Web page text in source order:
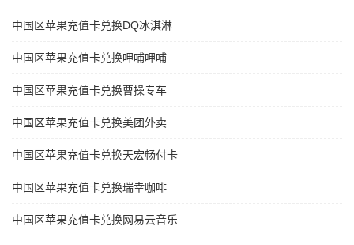
中国区苹果充值卡兑换DQ冰淇淋
中国区苹果充值卡兑换呷哺呷哺
中国区苹果充值卡兑换曹操专车
中国区苹果充值卡兑换美团外卖
中国区苹果充值卡兑换天宏畅付卡
中国区苹果充值卡兑换瑞幸咖啡
中国区苹果充值卡兑换网易云音乐